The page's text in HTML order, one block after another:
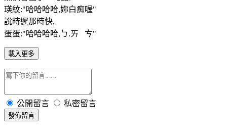
瑛紋:"哈哈哈哈,妳白痴喔"
說時遲那時快,
蛋蛋:"哈哈哈哈,ㄅ.ㄞ ㄘ"
載入更多
公開留言 私密留言
發佈留言